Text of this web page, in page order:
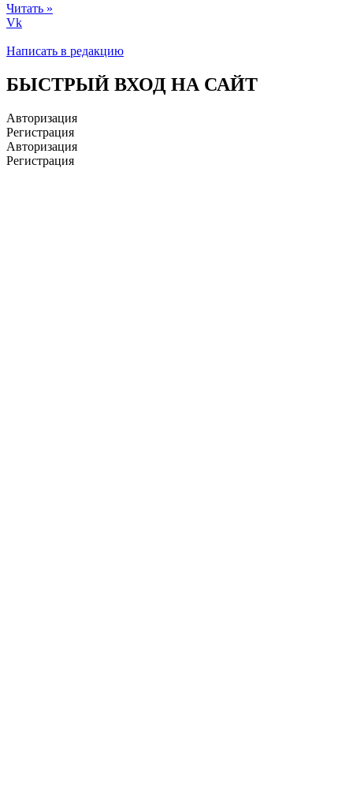
Читать »
Vk
Написать в редакцию
БЫСТРЫЙ ВХОД НА САЙТ
Авторизация
Регистрация
Авторизация
Регистрация